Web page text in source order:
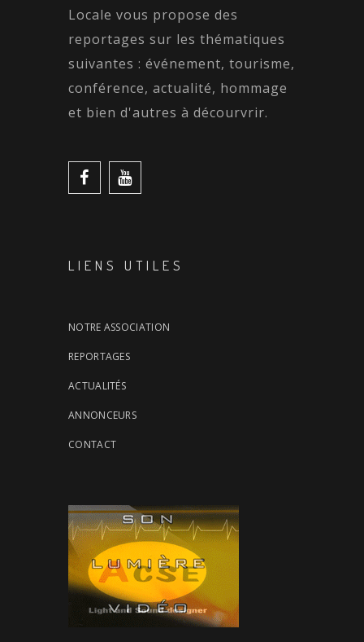
Locale vous propose des
reportages sur les thématiques
suivantes : événement, tourisme,
conférence, actualité, hommage
et bien d'autres à décourvrir.
LIENS UTILES
NOTRE ASSOCIATION
REPORTAGES
ACTUALITÉS
ANNONCEURS
CONTACT